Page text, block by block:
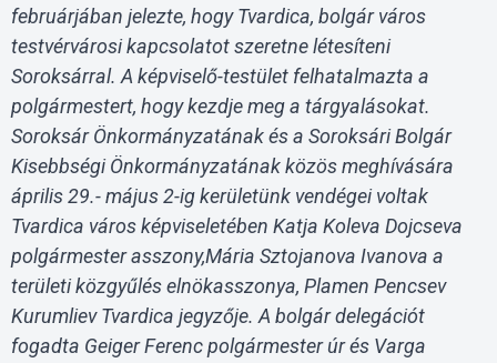
februárjában jelezte, hogy Tvardica, bolgár város
testvérvárosi kapcsolatot szeretne létesíteni
Soroksárral. A képviselő-testület felhatalmazta a
polgármestert, hogy kezdje meg a tárgyalásokat.
Soroksár Önkormányzatának és a Soroksári Bolgár
Kisebbségi Önkormányzatának közös meghívására
április 29.- május 2-ig kerületünk vendégei voltak
Tvardica város képviseletében Katja Koleva Dojcseva
polgármester asszony,Mária Sztojanova Ivanova a
területi közgyűlés elnökasszonya, Plamen Pencsev
Kurumliev Tvardica jegyzője. A bolgár delegációt
fogadta Geiger Ferenc polgármester úr és Varga